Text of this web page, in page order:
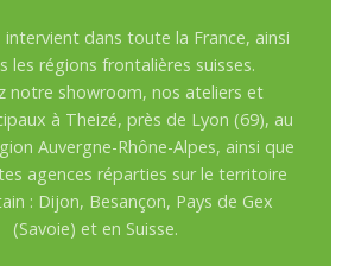
intervient dans toute la France, ainsi
les régions frontalières suisses.
notre showroom, nos ateliers et
à Theizé, près de Lyon (69), au
Auvergne-Rhône-Alpes, ainsi que
agences réparties sur le territoire
: Dijon, Besançon, Pays de Gex
(Savoie) et en Suisse.